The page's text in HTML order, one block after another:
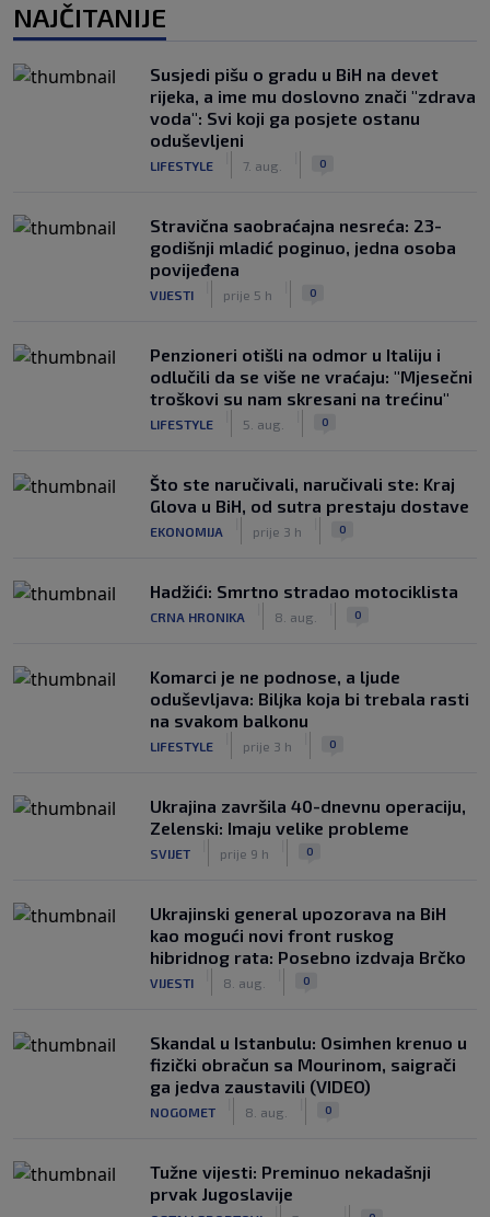
NAJČITANIJE
Susjedi pišu o gradu u BiH na devet
rijeka, a ime mu doslovno znači "zdrava
voda": Svi koji ga posjete ostanu
oduševljeni
LIFESTYLE 7. aug. 0
Stravična saobraćajna nesreća: 23-
godišnji mladić poginuo, jedna osoba
povijeđena
VIJESTI prije 5 h 0
Penzioneri otišli na odmor u Italiju i
odlučili da se više ne vraćaju: "Mjesečni
troškovi su nam skresani na trećinu"
LIFESTYLE 5. aug. 0
Što ste naručivali, naručivali ste: Kraj
Glova u BiH, od sutra prestaju dostave
EKONOMIJA prije 3 h 0
Hadžići: Smrtno stradao motociklista
CRNA HRONIKA 8. aug. 0
Komarci je ne podnose, a ljude
oduševljava: Biljka koja bi trebala rasti
na svakom balkonu
LIFESTYLE prije 3 h 0
Ukrajina završila 40-dnevnu operaciju,
Zelenski: Imaju velike probleme
SVIJET prije 9 h 0
Ukrajinski general upozorava na BiH
kao mogući novi front ruskog
hibridnog rata: Posebno izdvaja Brčko
VIJESTI 8. aug. 0
Skandal u Istanbulu: Osimhen krenuo u
fizički obračun sa Mourinom, saigrači
ga jedva zaustavili (VIDEO)
NOGOMET 8. aug. 0
Tužne vijesti: Preminuo nekadašnji
prvak Jugoslavije